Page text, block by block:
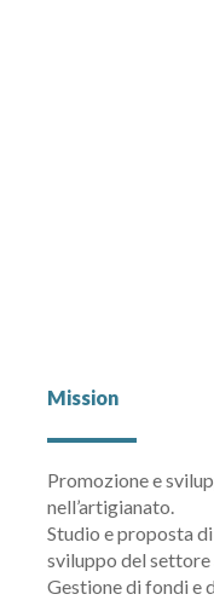
Mission
Promozione e
nell’artigianato.
Studio e proposta
sviluppo del
Gestione di fondi e